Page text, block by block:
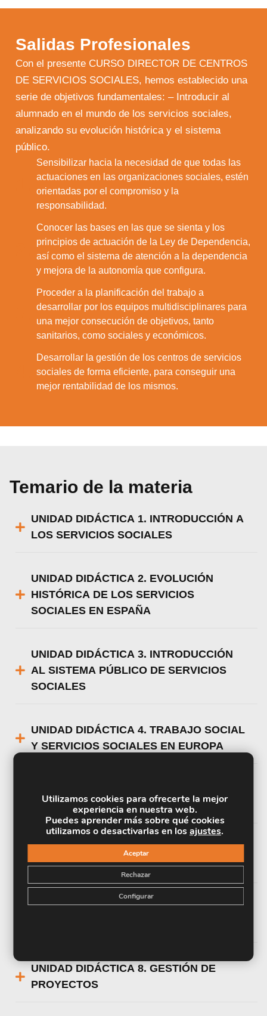
Salidas Profesionales
Con el presente CURSO DIRECTOR DE CENTROS
DE SERVICIOS SOCIALES, hemos establecido una
serie de objetivos fundamentales: – Introducir al
alumnado en el mundo de los servicios sociales,
analizando su evolución histórica y el sistema
público.
Sensibilizar hacia la necesidad de que todas las
actuaciones en las organizaciones sociales, estén
orientadas por el compromiso y la
responsabilidad.
Conocer las bases en las que se sienta y los
principios de actuación de la Ley de Dependencia,
así como el sistema de atención a la dependencia
y mejora de la autonomía que configura.
Proceder a la planificación del trabajo a
desarrollar por los equipos multidisciplinares para
una mejor consecución de objetivos, tanto
sanitarios, como sociales y económicos.
Desarrollar la gestión de los centros de servicios
sociales de forma eficiente, para conseguir una
mejor rentabilidad de los mismos.
Temario de la materia
UNIDAD DIDÁCTICA 1. INTRODUCCIÓN A
LOS SERVICIOS SOCIALES
UNIDAD DIDÁCTICA 2. EVOLUCIÓN
HISTÓRICA DE LOS SERVICIOS
SOCIALES EN ESPAÑA
UNIDAD DIDÁCTICA 3. INTRODUCCIÓN
AL SISTEMA PÚBLICO DE SERVICIOS
SOCIALES
UNIDAD DIDÁCTICA 4. TRABAJO SOCIAL
Y SERVICIOS SOCIALES EN EUROPA
SOCIAL Y DEPENDENCIA
UNIDAD DIDÁCTICA 6. GESTIÓN DE
RECURSOS HUMANOS
UNIDAD DIDÁCTICA 7. GESTIÓN
UNIDAD DIDÁCTICA 8. GESTIÓN DE
PROYECTOS
Utilizamos cookies para ofrecerte la mejor
experiencia en nuestra web.
Puedes aprender más sobre qué cookies
utilizamos o desactivarlas en losajustes.
Aceptar
Rechazar
Configurar